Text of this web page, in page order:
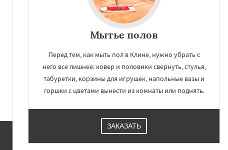
Мытье полов
Перед тем, как мыть пол в Клине, нужно убрать с
него все лишнее: ковер и половики свернуть, стулья,
табуретки, корзины для игрушек, напольные вазы и
горшки с цветами вынести из комнаты или поднять.
ЗАКАЗАТЬ